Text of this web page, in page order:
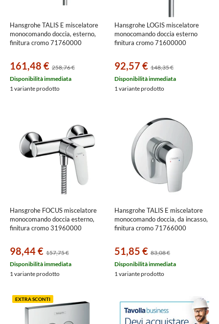
Hansgrohe TALIS E miscelatore
monocomando doccia, esterno,
finitura cromo 71760000
161,48 € 258,76 €
Disponibilità immediata
1 variante prodotto
Hansgrohe LOGIS miscelatore
monocomando doccia esterno
finitura cromo 71600000
92,57 € 148,35 €
Disponibilità immediata
1 variante prodotto
Hansgrohe FOCUS miscelatore
monocomando doccia esterno,
finitura cromo 31960000
98,44 € 157,75 €
Disponibilità immediata
1 variante prodotto
Hansgrohe TALIS E miscelatore
monocomando doccia, da incasso,
finitura cromo 71766000
51,85 € 83,08 €
Disponibilità immediata
1 variante prodotto
EXTRA SCONTI